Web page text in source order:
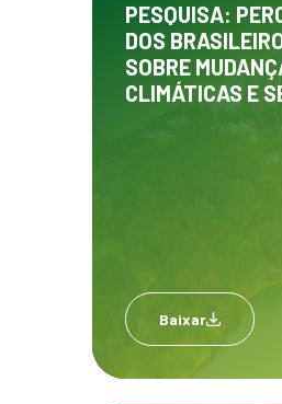
PESQUISA:
DOS
SOBRE
CLIMÁTICAS E
Baixar